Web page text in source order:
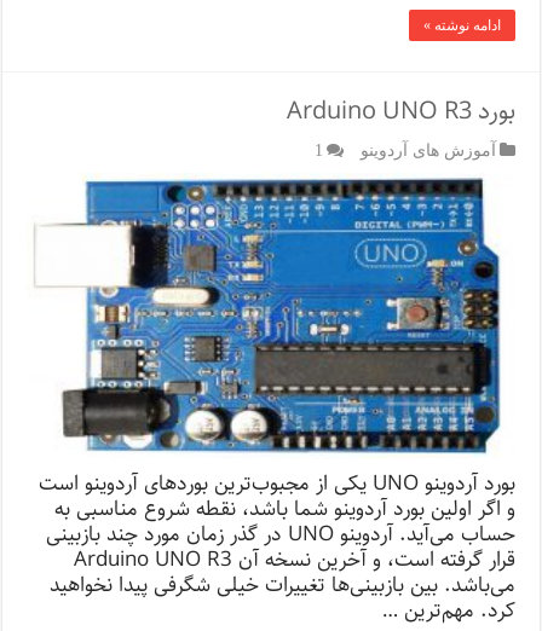
ادامه نوشته »
بورد Arduino UNO R3
آموزش های آردوینو 1
بورد آردوینو UNO یکی از مجبوب‌ترین بوردهای آردوینو است
و اگر اولین بورد آردوینو شما باشد، نقطه شروع مناسبی به
حساب می‌آید. آردوینو UNO در گذر زمان مورد چند بازبینی
قرار گرفته است، و آخرین نسخه آن Arduino UNO R3
می‌باشد. بین بازبینی‌ها تغییرات خیلی شگرفی پیدا نخواهید
کرد. مهم‌ترین …